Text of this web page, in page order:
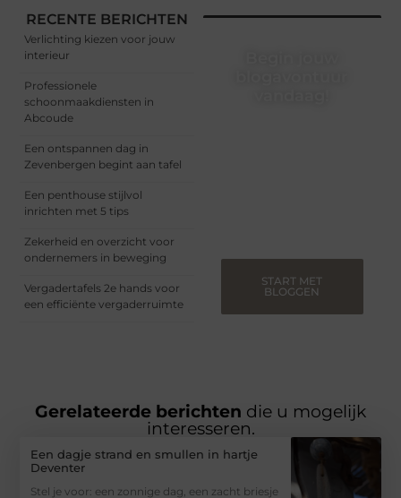
RECENTE BERICHTEN
Verlichting kiezen voor jouw
interieur
Professionele
schoonmaakdiensten in
Abcoude
Een ontspannen dag in
Zevenbergen begint aan tafel
Een penthouse stijlvol
inrichten met 5 tips
Zekerheid en overzicht voor
ondernemers in beweging
Vergadertafels 2e hands voor
een efficiënte vergaderruimte
START MET
BLOGGEN
Gerelateerde berichten die u mogelijk
interesseren.
Een dagje strand en smullen in hartje
Deventer
Stel je voor: een zonnige dag, een zacht briesje